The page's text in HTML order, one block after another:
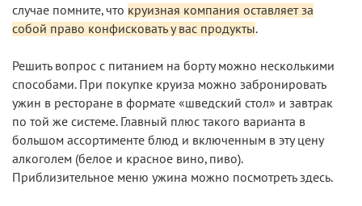
случае помните, что круизная компания оставляет за
собой право конфисковать у вас продукты.
Решить вопрос с питанием на борту можно несколькими
способами. При покупке круиза можно забронировать
ужин в ресторане в формате «шведский стол» и завтрак
по той же системе. Главный плюс такого варианта в
большом ассортименте блюд и включенным в эту цену
алкоголем (белое и красное вино, пиво).
Приблизительное меню ужина можно посмотреть здесь.